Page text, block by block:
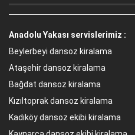
Anadolu Yakası servislerimiz :
Beylerbeyi dansoz kiralama
Ataşehir dansoz kiralama
Bağdat dansoz kiralama
Kızıltoprak dansoz kiralama
Kadıköy dansoz ekibi kiralama